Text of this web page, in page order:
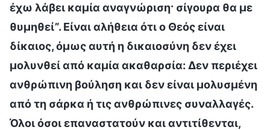
έχω λάβει καμία αναγνώριση· σίγουρα θα με
θυμηθεί”. Είναι αλήθεια ότι ο Θεός είναι
δίκαιος, όμως αυτή η δικαιοσύνη δεν έχει
μολυνθεί από καμία ακαθαρσία: Δεν περιέχει
ανθρώπινη βούληση και δεν είναι μολυσμένη
από τη σάρκα ή τις ανθρώπινες συναλλαγές.
Όλοι όσοι επαναστατούν και αντιτίθενται,